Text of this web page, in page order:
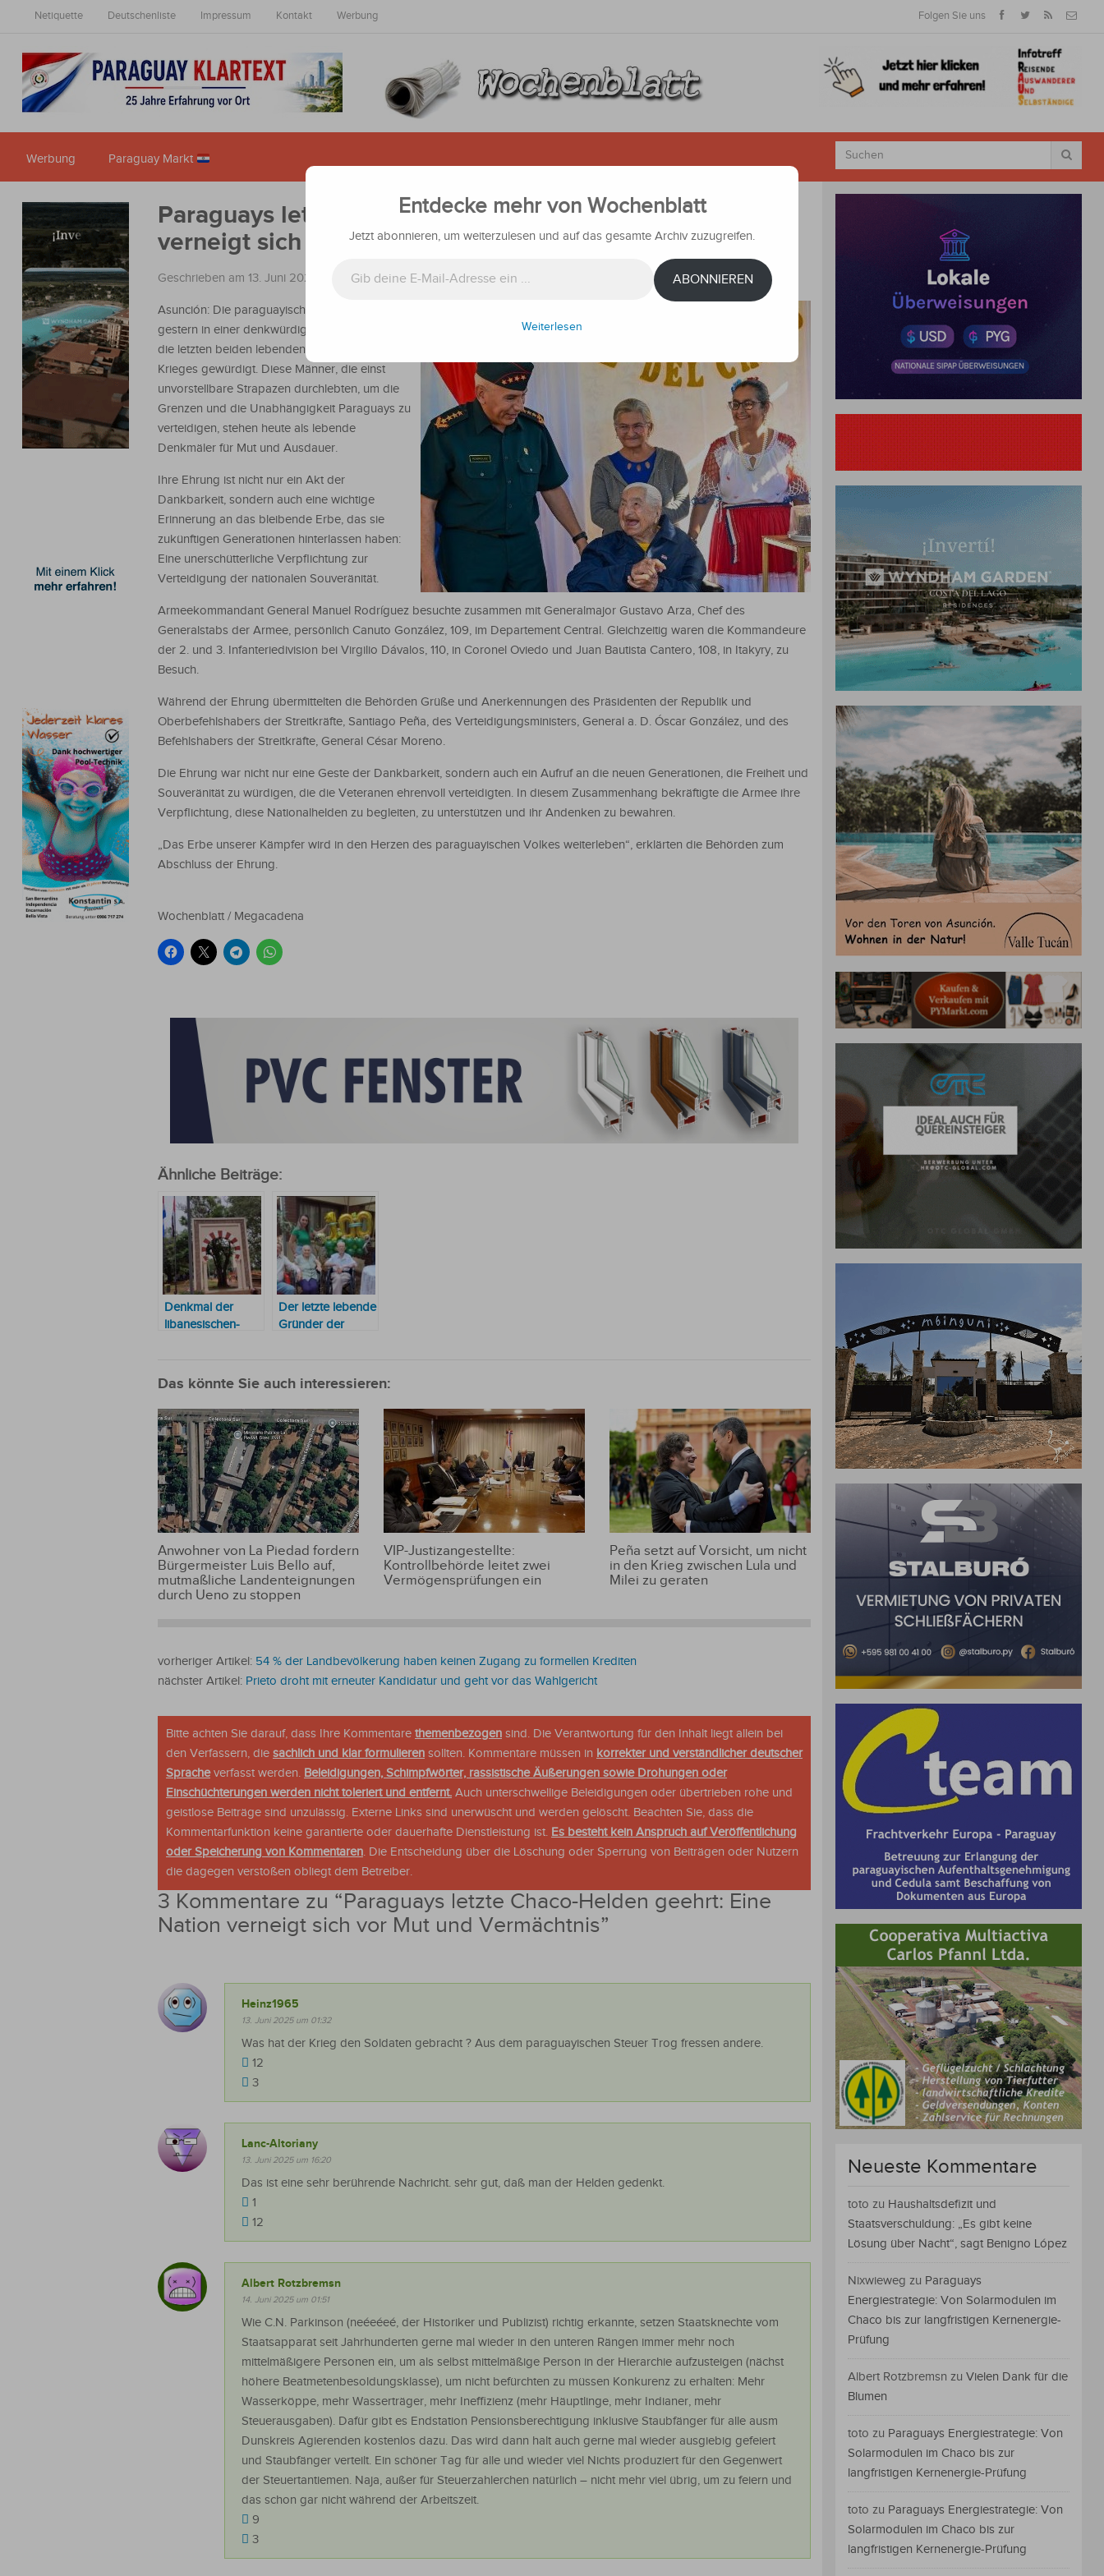
Netiquette Deutschenliste Impressum Kontakt Werbung Folgen Sie uns
Werbung Paraguay Markt
Paraguays letzte Chaco-Helden geehrt: Eine Nation
verneigt sich vor Mut und Vermächtnis
Geschrieben am 13. Juni 2025 Nachrichten
Asunción: Die paraguayische Armee hat
gestern in einer denkwürdigen Veranstaltung
die letzten beiden lebenden Helden des Chaco-
Krieges gewürdigt. Diese Männer, die einst
unvorstellbare Strapazen durchlebten, um die
Grenzen und die Unabhängigkeit Paraguays zu
verteidigen, stehen heute als lebende
Denkmäler für Mut und Ausdauer.
Ihre Ehrung ist nicht nur ein Akt der
Dankbarkeit, sondern auch eine wichtige
Erinnerung an das bleibende Erbe, das sie
zukünftigen Generationen hinterlassen haben:
Eine unerschütterliche Verpflichtung zur
Verteidigung der nationalen Souveränität.
Armeekommandant General Manuel Rodríguez besuchte zusammen mit Generalmajor Gustavo Arza, Chef des
Generalstabs der Armee, persönlich Canuto González, 109, im Departement Central. Gleichzeitig waren die Kommandeure
der 2. und 3. Infanteriedivision bei Virgilio Dávalos, 110, in Coronel Oviedo und Juan Bautista Cantero, 108, in Itakyry, zu
Besuch.
Während der Ehrung übermittelten die Behörden Grüße und Anerkennungen des Präsidenten der Republik und
Oberbefehlshabers der Streitkräfte, Santiago Peña, des Verteidigungsministers, General a. D. Óscar González, und des
Befehlshabers der Streitkräfte, General César Moreno.
Die Ehrung war nicht nur eine Geste der Dankbarkeit, sondern auch ein Aufruf an die neuen Generationen, die Freiheit und
Souveränität zu würdigen, die die Veteranen ehrenvoll verteidigten. In diesem Zusammenhang bekräftigte die Armee ihre
Verpflichtung, diese Nationalhelden zu begleiten, zu unterstützen und ihr Andenken zu bewahren.
„Das Erbe unserer Kämpfer wird in den Herzen des paraguayischen Volkes weiterleben“, erklärten die Behörden zum
Abschluss der Ehrung.
Wochenblatt / Megacadena
Ähnliche Beiträge:
Denkmal der
libanesischen-
gegenseitige Hilfe
Der letzte lebende
Gründer der
wird heute 101
Das könnte Sie auch interessieren:
Anwohner von La Piedad fordern
Bürgermeister Luis Bello auf,
mutmaßliche Landenteignungen
durch Ueno zu stoppen
VIP-Justizangestellte:
Kontrollbehörde leitet zwei
Vermögensprüfungen ein
Peña setzt auf Vorsicht, um nicht
in den Krieg zwischen Lula und
Milei zu geraten
vorheriger Artikel: 54 % der Landbevölkerung haben keinen Zugang zu formellen Krediten
nächster Artikel: Prieto droht mit erneuter Kandidatur und geht vor das Wahlgericht
Bitte achten Sie darauf, dass Ihre Kommentare themenbezogen sind. Die Verantwortung für den Inhalt liegt allein bei
den Verfassern, die sachlich und klar formulieren sollten. Kommentare müssen in korrekter und verständlicher deutscher
Spracheverfasst werden. Beleidigungen, Schimpfwörter, rassistische Äußerungen sowie Drohungen oder
Einschüchterungen werden nicht toleriert und entfernt. Auch unterschwellige Beleidigungen oder übertrieben rohe und
geistlose Beiträge sind unzulässig. Externe Links sind unerwüscht und werden gelöscht. Beachten Sie, dass die
Kommentarfunktion keine garantierte oder dauerhafte Dienstleistung ist. Es besteht kein Anspruch auf Veröffentlichung
oder Speicherung von Kommentaren. Die Entscheidung über die Löschung oder Sperrung von Beiträgen oder Nutzern
die dagegen verstoßen obliegt dem Betreiber.
3 Kommentare zu “Paraguays letzte Chaco-Helden geehrt: Eine
Nation verneigt sich vor Mut und Vermächtnis”
Heinz1965
13. Juni 2025 um 01:32
Was hat der Krieg den Soldaten gebracht ? Aus dem paraguayischen Steuer Trog fressen andere.
12
3
Lanc-Altoriany
13. Juni 2025 um 16:20
Das ist eine sehr berührende Nachricht. sehr gut, daß man der Helden gedenkt.
1
12
Albert Rotzbremsn
14. Juni 2025 um 01:51
Wie C.N. Parkinson (neéeéeé, der Historiker und Publizist) richtig erkannte, setzen Staatsknechte vom
Staatsapparat seit Jahrhunderten gerne mal wieder in den unteren Rängen immer mehr noch
mittelmäßigere Personen ein, um als selbst mittelmäßige Person in der Hierarchie aufzusteigen (nächst
höhere Beatmetenbesoldungsklasse), um nicht befürchten zu müssen Konkurenz zu erhalten: Mehr
Wasserköppe, mehr Wasserträger, mehr Ineffizienz (mehr Häuptlinge, mehr Indianer, mehr
Steuerausgaben). Dafür gibt es Endstation Pensionsberechtigung inklusive Staubfänger für alle ausm
Dunskreis Agierenden kostenlos dazu. Das wird dann halt auch gerne mal wieder ausgiebig gefeiert
und Staubfänger verteilt. Ein schöner Tag für alle und wieder viel Nichts produziert für den Gegenwert
der Steuertantiemen. Naja, außer für Steuerzahlerchen natürlich – nicht mehr viel übrig, um zu feiern und
das schon gar nicht während der Arbeitszeit.
9
3
Neueste Kommentare
toto zu Haushaltsdefizit und
Staatsverschuldung: „Es gibt keine
Lösung über Nacht“, sagt Benigno López
Nixwieweg zu Paraguays
Energiestrategie: Von Solarmodulen im
Chaco bis zur langfristigen Kernenergie-
Prüfung
Albert Rotzbremsn zu Vielen Dank für die
Blumen
toto zu Paraguays Energiestrategie: Von
Solarmodulen im Chaco bis zur
langfristigen Kernenergie-Prüfung
toto zu Paraguays Energiestrategie: Von
Solarmodulen im Chaco bis zur
langfristigen Kernenergie-Prüfung
Entdecke mehr von Wochenblatt
Jetzt abonnieren, um weiterzulesen und auf das gesamte Archiv zuzugreifen.
ABONNIEREN
Weiterlesen